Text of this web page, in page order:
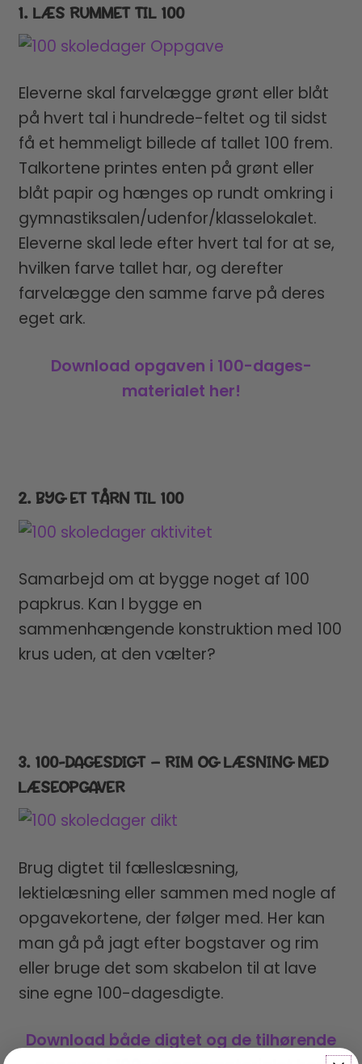
1. LÆS RUMMET TIL 100
Eleverne skal farvelægge grønt eller blåt
på hvert tal i hundrede-feltet og til sidst
få et hemmeligt billede af tallet 100 frem.
Talkortene printes enten på grønt eller
blåt papir og hænges op rundt omkring i
gymnastiksalen/udenfor/klasselokalet.
Eleverne skal lede efter hvert tal for at se,
hvilken farve tallet har, og derefter
farvelægge den samme farve på deres
eget ark.
Download opgaven i 100-dages-
materialet her!
2. BYG ET TÅRN TIL 100
Samarbejd om at bygge noget af 100
papkrus. Kan I bygge en
sammenhængende konstruktion med 100
krus uden, at den vælter?
3. 100-DAGESDIGT – RIM OG LÆSNING MED
LÆSEOPGAVER
Brug digtet til fælleslæsning,
lektielæsning eller sammen med nogle af
opgavekortene, der følger med. Her kan
man gå på jagt efter bogstaver og rim
eller bruge det som skabelon til at lave
sine egne 100-dagesdigte.
Download både digtet og de tilhørende